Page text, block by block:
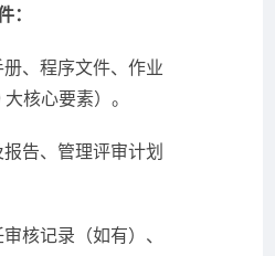
：
、程序文件、作业
核心要素）。
告、管理评审计划
核记录（如有）、